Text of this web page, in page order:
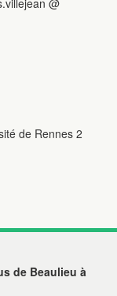
@
de Rennes 2
de Beaulieu à